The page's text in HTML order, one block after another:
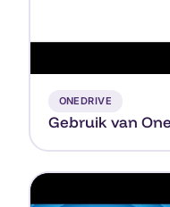
ONEDRIVE
Gebruik van